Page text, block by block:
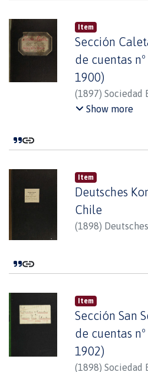
Item
Sección
de cuentas
1900)
(1897) Sociedad
Fuego
Show more
Item
Deutsches
Chile
(1898)
Item
Sección San
de cuentas
1902)
(1898) Sociedad